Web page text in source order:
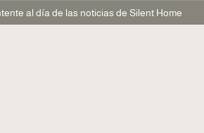
al día de las noticias de Silent Home